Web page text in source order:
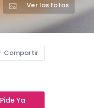
Ver las fotos
Compartir
Pide Ya